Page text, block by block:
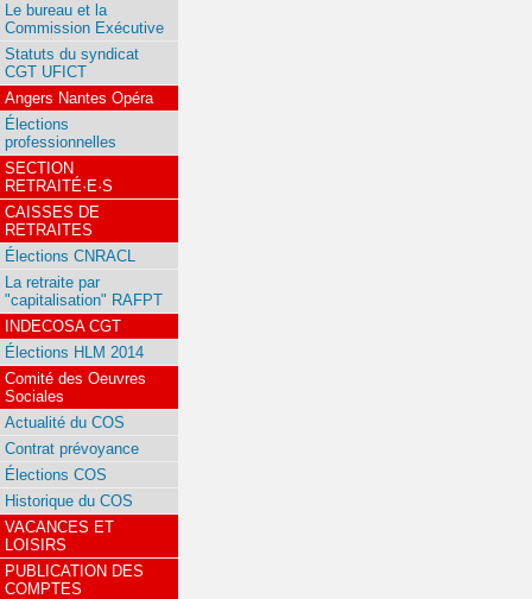
Le bureau et la
Commission Exécutive
Statuts du syndicat
CGT UFICT
Angers Nantes Opéra
Élections
professionnelles
SECTION
RETRAITÉ·E·S
CAISSES DE
RETRAITES
Élections CNRACL
La retraite par
"capitalisation" RAFPT
INDECOSA CGT
Élections HLM 2014
Comité des Oeuvres
Sociales
Actualité du COS
Contrat prévoyance
Élections COS
Historique du COS
VACANCES ET
LOISIRS
PUBLICATION DES
COMPTES